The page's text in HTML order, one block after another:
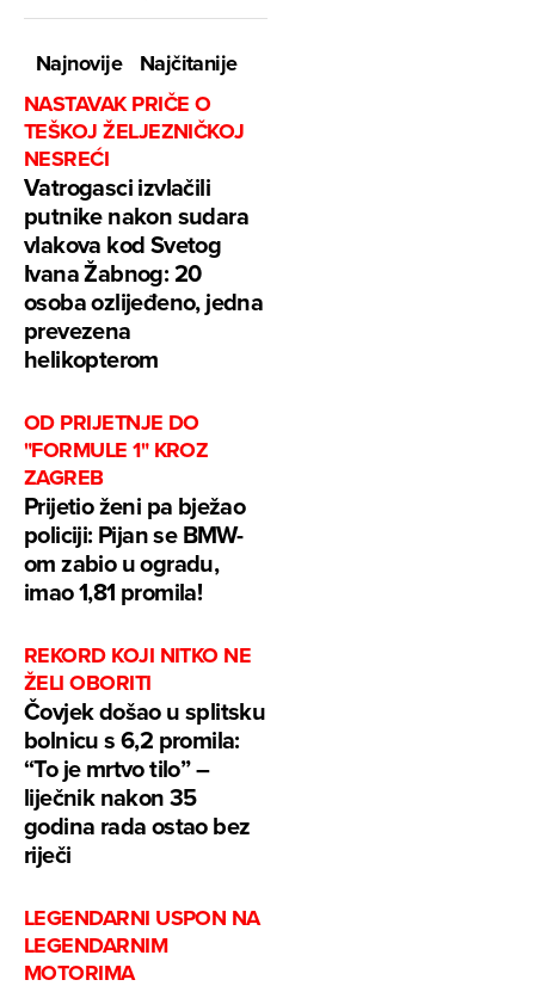
Najnovije
Najčitanije
NASTAVAK PRIČE O
TEŠKOJ ŽELJEZNIČKOJ
NESREĆI
Vatrogasci izvlačili
putnike nakon sudara
vlakova kod Svetog
Ivana Žabnog: 20
osoba ozlijeđeno, jedna
prevezena
helikopterom
OD PRIJETNJE DO
"FORMULE 1" KROZ
ZAGREB
Prijetio ženi pa bježao
policiji: Pijan se BMW-
om zabio u ogradu,
imao 1,81 promila!
REKORD KOJI NITKO NE
ŽELI OBORITI
Čovjek došao u splitsku
bolnicu s 6,2 promila:
“To je mrtvo tilo” –
liječnik nakon 35
godina rada ostao bez
riječi
LEGENDARNI USPON NA
LEGENDARNIM
MOTORIMA